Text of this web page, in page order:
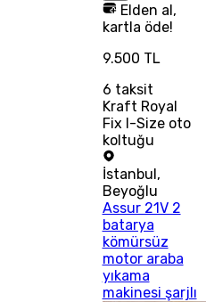
Elden al,
kartla öde!
9.500 TL
6 taksit
Kraft Royal
Fix I-Size oto
koltuğu
İstanbul,
Beyoğlu
Assur 21V 2
batarya
kömürsüz
motor araba
yıkama
makinesi şarjlı